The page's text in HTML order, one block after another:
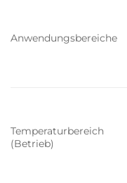
Anwendungsbereiche
Temperaturbereich
(Betrieb)